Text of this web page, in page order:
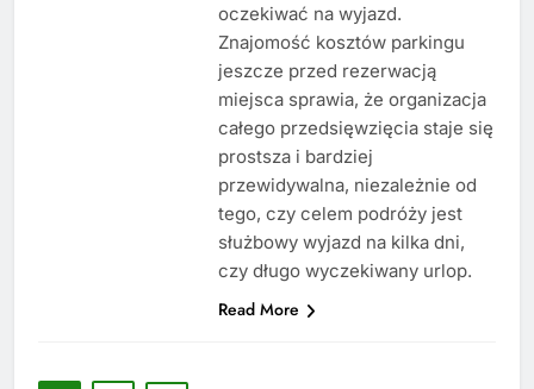
oczekiwać na wyjazd.
Znajomość kosztów parkingu
jeszcze przed rezerwacją
miejsca sprawia, że organizacja
całego przedsięwzięcia staje się
prostsza i bardziej
przewidywalna, niezależnie od
tego, czy celem podróży jest
służbowy wyjazd na kilka dni,
czy długo wyczekiwany urlop.
Read More